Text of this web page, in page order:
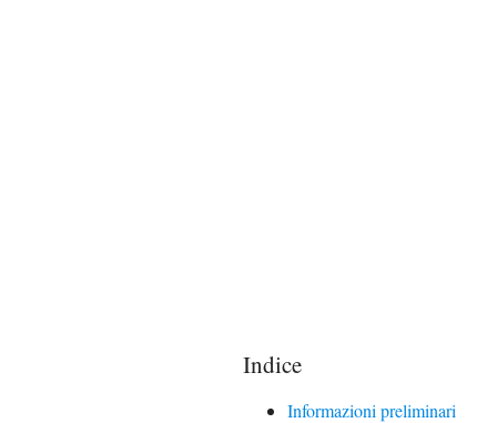
Indice
Informazioni preliminari